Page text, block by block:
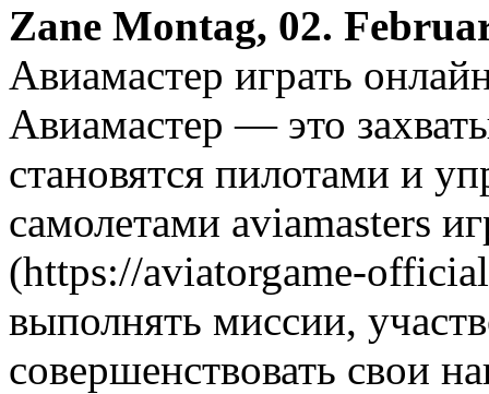
Zane Montag, 02.
Авиамастер играть
Авиамастер — это
становятся пилотами и
самолетами aviamasters
(https://aviatorgame-
выполнять миссии,
совершенствовать свои